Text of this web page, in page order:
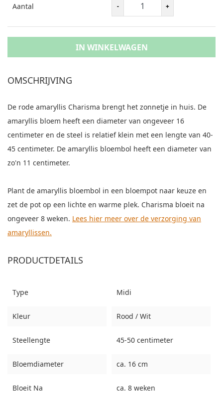
Aantal
IN WINKELWAGEN
OMSCHRIJVING
De rode amaryllis Charisma brengt het zonnetje in huis. De
amaryllis bloem heeft een diameter van ongeveer 16
centimeter en de steel is relatief klein met een lengte van 40-
45 centimeter. De amaryllis bloembol heeft een diameter van
zo'n 11 centimeter.
Plant de amaryllis bloembol in een bloempot naar keuze en
zet de pot op een lichte en warme plek. Charisma bloeit na
ongeveer 8 weken. Lees hier meer over de verzorging van
amaryllissen.
PRODUCTDETAILS
Type Midi
Kleur Rood / Wit
Steellengte 45-50 centimeter
Bloemdiameter ca. 16 cm
Bloeit Na ca. 8 weken